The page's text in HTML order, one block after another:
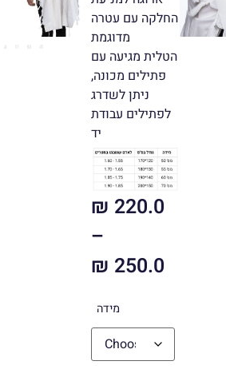
החלקה עם עטרה
מדוגמת
הטלית מגיעה עם
פתילים מכונה,
ניתן לשדרג
לפתילים עבודת
יד
₪ 220.0
–
₪ 250.0
מידה